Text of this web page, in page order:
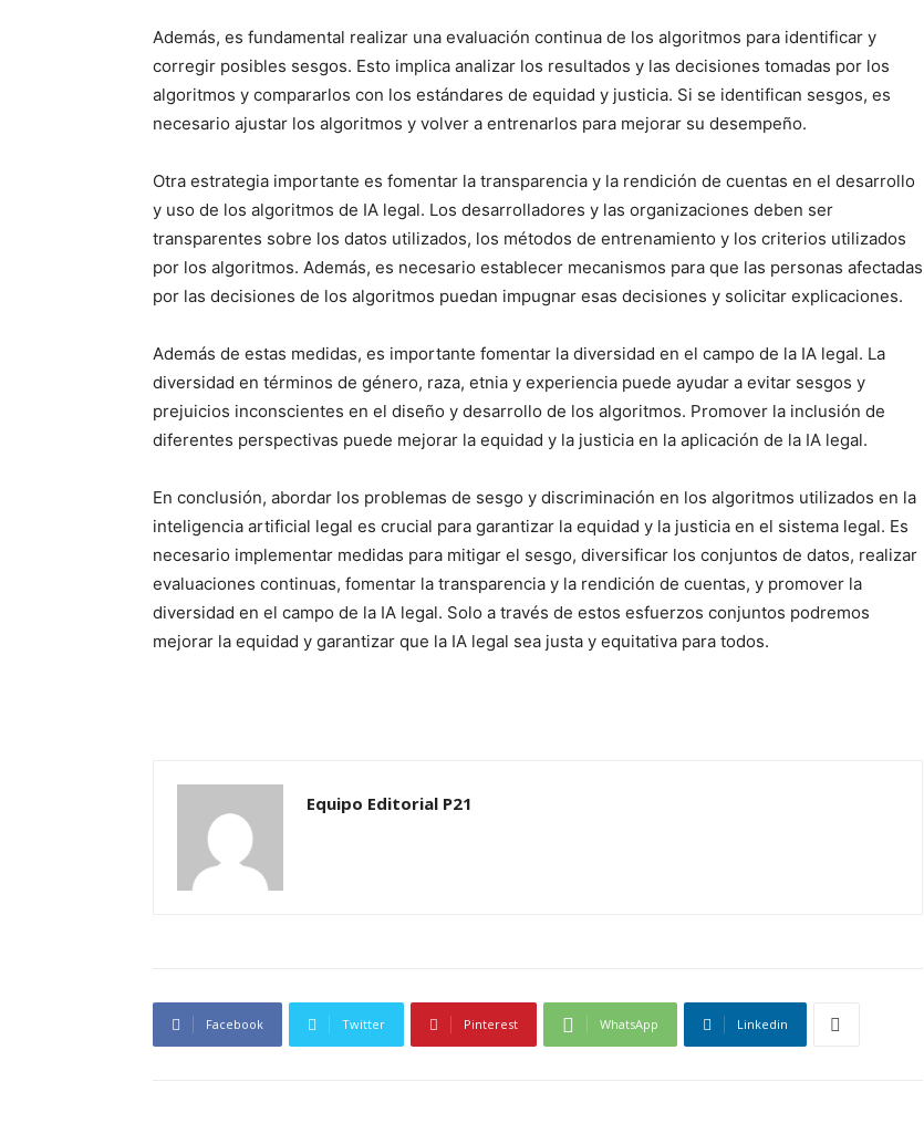
Además, es fundamental realizar una evaluación continua de los algoritmos para identificar y
corregir posibles sesgos. Esto implica analizar los resultados y las decisiones tomadas por los
algoritmos y compararlos con los estándares de equidad y justicia. Si se identifican sesgos, es
necesario ajustar los algoritmos y volver a entrenarlos para mejorar su desempeño.
Otra estrategia importante es fomentar la transparencia y la rendición de cuentas en el desarrollo
y uso de los algoritmos de IA legal. Los desarrolladores y las organizaciones deben ser
transparentes sobre los datos utilizados, los métodos de entrenamiento y los criterios utilizados
por los algoritmos. Además, es necesario establecer mecanismos para que las personas afectadas
por las decisiones de los algoritmos puedan impugnar esas decisiones y solicitar explicaciones.
Además de estas medidas, es importante fomentar la diversidad en el campo de la IA legal. La
diversidad en términos de género, raza, etnia y experiencia puede ayudar a evitar sesgos y
prejuicios inconscientes en el diseño y desarrollo de los algoritmos. Promover la inclusión de
diferentes perspectivas puede mejorar la equidad y la justicia en la aplicación de la IA legal.
En conclusión, abordar los problemas de sesgo y discriminación en los algoritmos utilizados en la
inteligencia artificial legal es crucial para garantizar la equidad y la justicia en el sistema legal. Es
necesario implementar medidas para mitigar el sesgo, diversificar los conjuntos de datos, realizar
evaluaciones continuas, fomentar la transparencia y la rendición de cuentas, y promover la
diversidad en el campo de la IA legal. Solo a través de estos esfuerzos conjuntos podremos
mejorar la equidad y garantizar que la IA legal sea justa y equitativa para todos.
Equipo Editorial P21
Facebook Twitter Pinterest WhatsApp Linkedin